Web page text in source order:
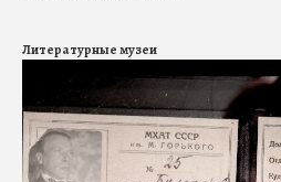
Литературные музеи